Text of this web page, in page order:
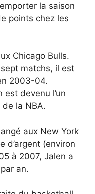
la saison
points chez les
Chicago Bulls.
matchs, il est
2003-04.
devenu l’un
de la NBA.
aux New York
d’argent (environ
à 2007, Jalen a
an.